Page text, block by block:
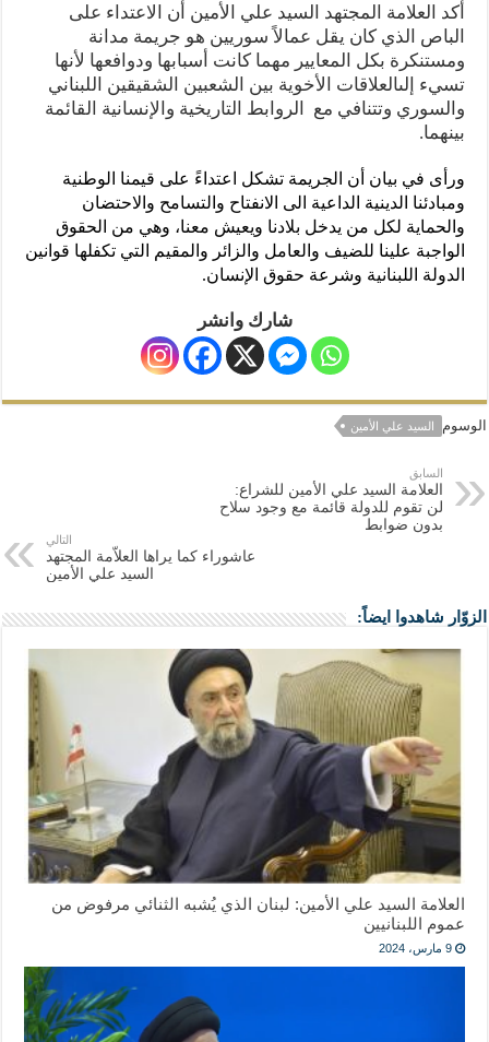
أكد العلامة المجتهد السيد علي الأمين أن الاعتداء على
الباص الذي كان يقل عمالاً سوريين هو جريمة مدانة
ومستنكرة بكل المعايير مهما كانت أسبابها ودوافعها لأنها
تسيء إلىالعلاقات الأخوية بين الشعبين الشقيقين اللبناني
والسوري وتتنافي مع الروابط التاريخية والإنسانية القائمة
بينهما.
ورأى في بيان أن الجريمة تشكل اعتداءً على قيمنا الوطنية
ومبادئنا الدينية الداعية الى الانفتاح والتسامح والاحتضان
والحماية لكل من يدخل بلادنا ويعيش معنا، وهي من الحقوق
الواجبة علينا للضيف والعامل والزائر والمقيم التي تكفلها قوانين
الدولة اللبنانية وشرعة حقوق الإنسان.
شارك وانشر
الوسوم السيد علي الأمين
السابق
العلامة السيد علي الأمين للشراع:
لن تقوم للدولة قائمة مع وجود سلاح
بدون ضوابط
التالي
عاشوراء كما يراها العلاّمة المجتهد
السيد علي الأمين
الزوّار شاهدوا ايضاً:
العلامة السيد علي الأمين: لبنان الذي يُشبه الثنائي مرفوض من
عموم اللبنانيين
9 مارس، 2024